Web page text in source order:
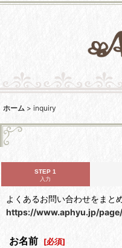
ホーム > inquiry
STEP 1
入力
よくあるお問い合わせをまと
https://www.aphyu.jp/
お名前 [必須]